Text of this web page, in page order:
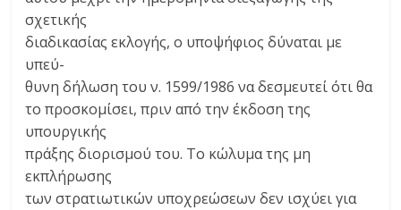
σχετικής
διαδικασίας εκλογής, ο υποψήφιος δύναται με
υπεύ-
θυνη δήλωση του ν. 1599/1986 να δεσμευτεί ότι θα
το προσκομίσει, πριν από την έκδοση της
υπουργικής
πράξης διορισμού του. Το κώλυμα της μη
εκπλήρωσης
των στρατιωτικών υποχρεώσεων δεν ισχύει για